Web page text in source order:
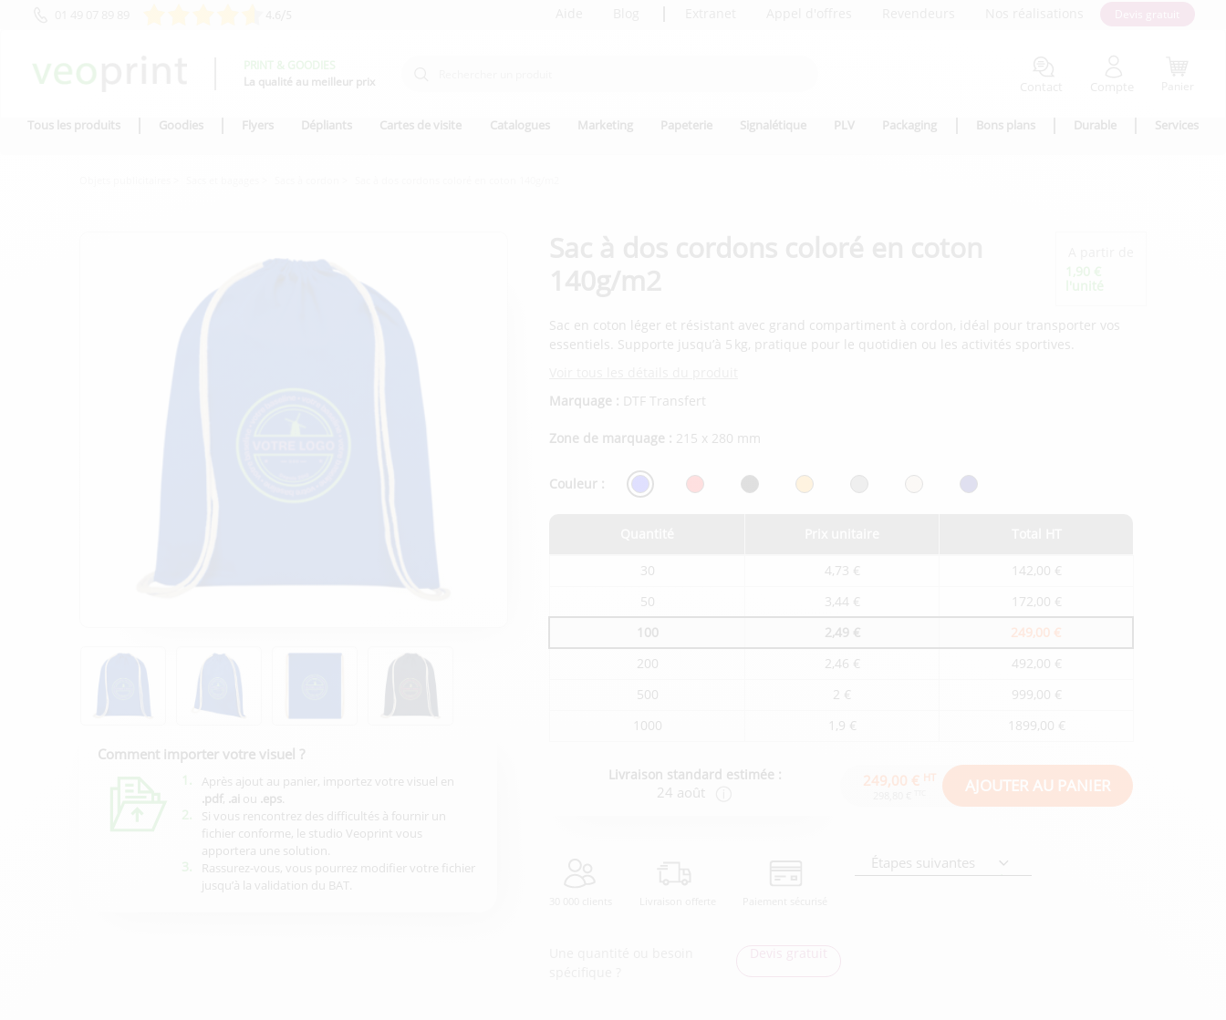
La qualité au meilleur prix
Tous les produits Goodies Flyers Dépliants Cartes de visite Catalogues Marketing Papeterie Signalétique PLV Packaging Bons plans Durable Services
Comment importer votre visuel ?
Après ajout au panier, importez votre visuel en
.pdf, .ai ou .eps.
Si vous rencontrez des difficultés à fournir un
fichier conforme, le studio Veoprint vous
apportera une solution.
Rassurez-vous, vous pourrez modifier votre fichier
jusqu’à la validation du BAT.
Sac en coton léger et résistant avec grand compartiment à cordon, idéal pour transporter vos
essentiels. Supporte jusqu’à 5 kg, pratique pour le quotidien ou les activités sportives.
Marquage : DTF Transfert
Zone de marquage : 215 x 280 mm
Couleur :
fonction
la
30 4,73 €
142,00 €
50
3,44 €
172,00 €
100
2,49 €
249,00 €
200
2,46 €
492,00 €
500
2 €
999,00 €
1000
1,9 € 1899,00 €
Livraison standard estimée :
24 août
249,00 € HT
AJOUTER AU PANIER
Étapes suivantes